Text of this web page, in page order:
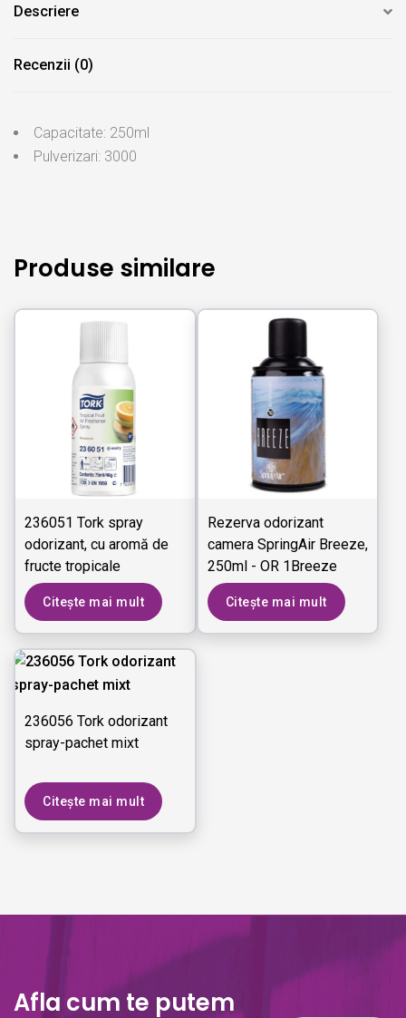
Descriere
Recenzii (0)
Capacitate: 250ml
Pulverizari: 3000
Produse similare
236051 Tork spray
odorizant, cu aromă de
fructe tropicale
Citește mai mult
Rezerva odorizant
camera SpringAir Breeze,
250ml - OR 1Breeze
Citește mai mult
236056 Tork odorizant
spray-pachet mixt
Citește mai mult
Afla cum te putem